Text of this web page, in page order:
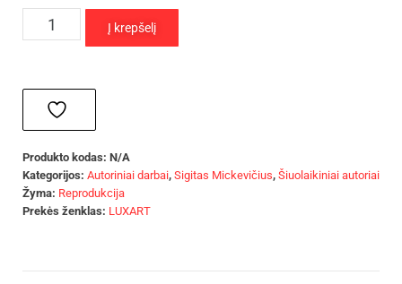
Į krepšelį
Produkto kodas: N/A
Kategorijos: Autoriniai darbai, Sigitas Mickevičius, Šiuolaikiniai autoriai
Žyma: Reprodukcija
Prekės ženklas: LUXART